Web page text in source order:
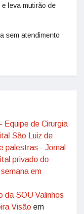
leva mutirão de
sem atendimento
Equipe de Cirurgia
São Luiz de
palestras - Jornal
privado do
em
da SOU Valinhos
Visão em